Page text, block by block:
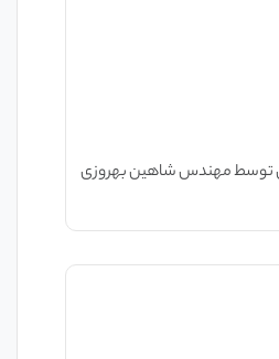
توسط مهندس شاهین بهروزی